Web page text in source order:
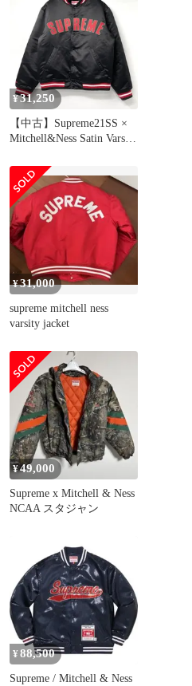
¥31,250
【中古】Supreme21SS ×
Mitchell&Ness Satin Varsity
シュプリーム×ミッチェ
ルアンドネス[17]
¥31,000
supreme mitchell ness
varsity jacket
¥49,000
Supreme x Mitchell & Ness
NCAA スタジャン
¥ 88,500
Supreme / Mitchell & Ness